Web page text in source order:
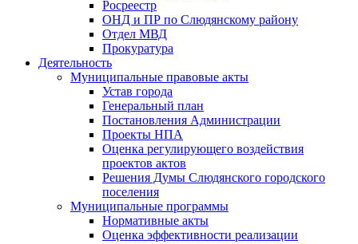
Росреестр
ОНД и ПР по Слюдянскому району
Отдел МВД
Прокуратура
Деятельность
Муниципальные правовые акты
Устав города
Генеральный план
Постановления Администрации
Проекты НПА
Оценка регулирующего воздействия
проектов актов
Решения Думы Слюдянского городского
поселения
Муниципальные программы
Нормативные акты
Оценка эффективности реализации